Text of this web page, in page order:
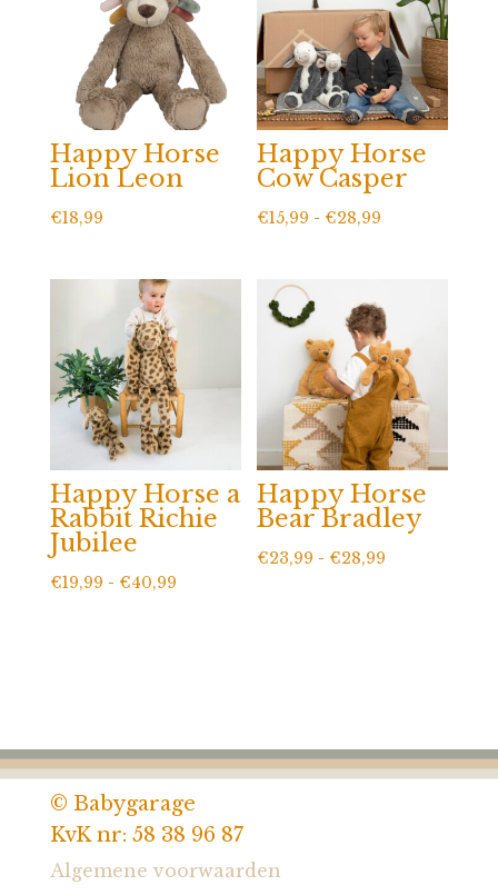
Happy Horse
Lion Leon
€18,99
Happy Horse
Cow Casper
€15,99 - €28,99
€28,99
Happy Horse a
Rabbit Richie
Jubilee
€19,99 - €40,99Prijsklasse:
Happy Horse
Bear Bradley
€23,99 - €28,99
© Babygarage
KvK nr: 58 38 96 87
Algemene voorwaarden